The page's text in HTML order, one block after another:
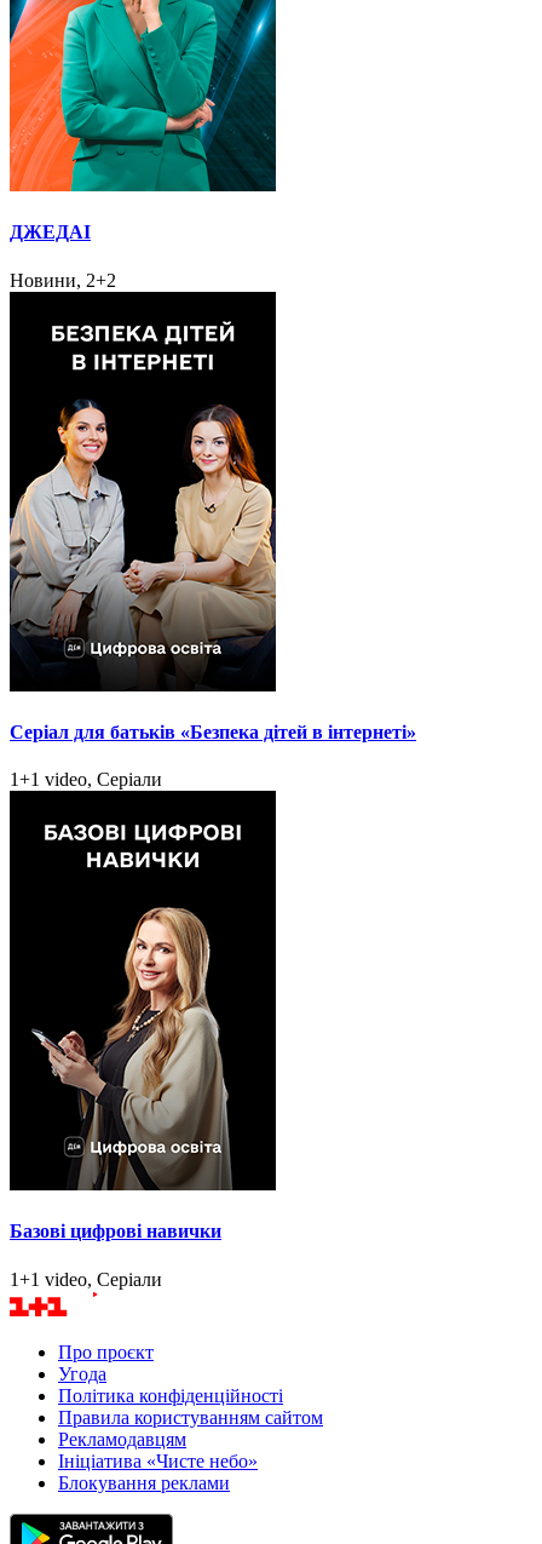
ДЖЕДАІ
Новини, 2+2
Серіал для батьків «Безпека дітей в інтернеті»
1+1 video, Серіали
Базові цифрові навички
1+1 video, Серіали
Про проєкт
Угода
Політика конфіденційності
Правила користуванням сайтом
Рекламодавцям
Ініціатива «Чисте небо»
Блокування реклами